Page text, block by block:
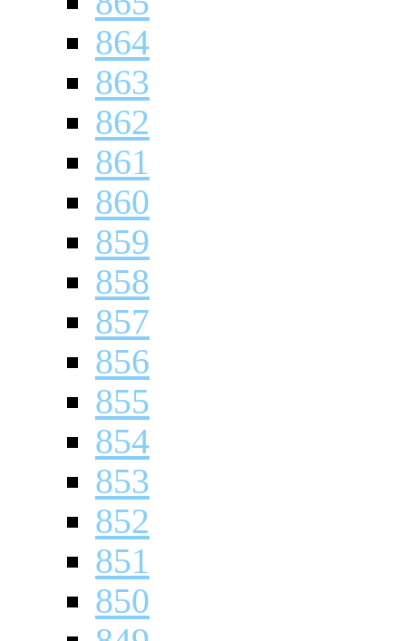
864
863
862
861
860
859
858
857
856
855
854
853
852
851
850